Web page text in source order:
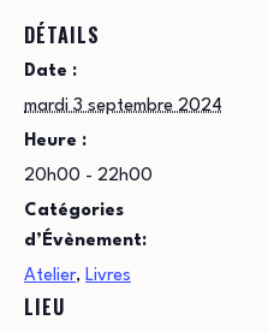
DÉTAILS
Date :
mardi 3 septembre 2024
Heure :
20h00 - 22h00
Catégories
d’Évènement:
Atelier, Livres
LIEU